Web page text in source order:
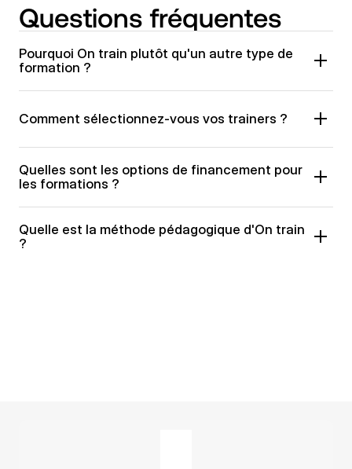
Questions fréquentes
Pourquoi On train plutôt qu'un autre type de
formation ?
Comment sélectionnez-vous vos trainers ?
Quelles sont les options de financement pour
les formations ?
Quelle est la méthode pédagogique d'On train
?